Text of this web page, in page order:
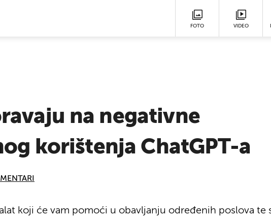
FOTO VIDEO
na negativne
korištenja ChatGPT-a
koji će vam pomoći u obavljanju određenih poslova te